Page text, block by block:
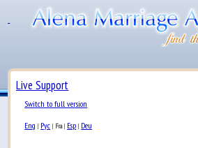
Live Support
Switch to full version
Eng | Рус | Fra| Esp | Deu